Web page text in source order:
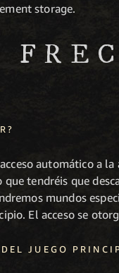
storage.
automático a
tendréis que
mundos
El acceso se
JUEGO